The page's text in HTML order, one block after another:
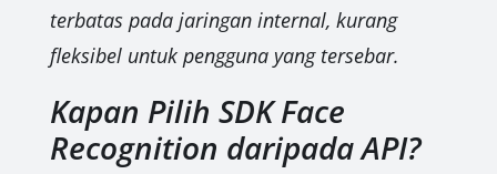
terbatas pada jaringan internal, kurang
fleksibel untuk pengguna yang tersebar.
Kapan Pilih SDK Face
Recognition daripada API?